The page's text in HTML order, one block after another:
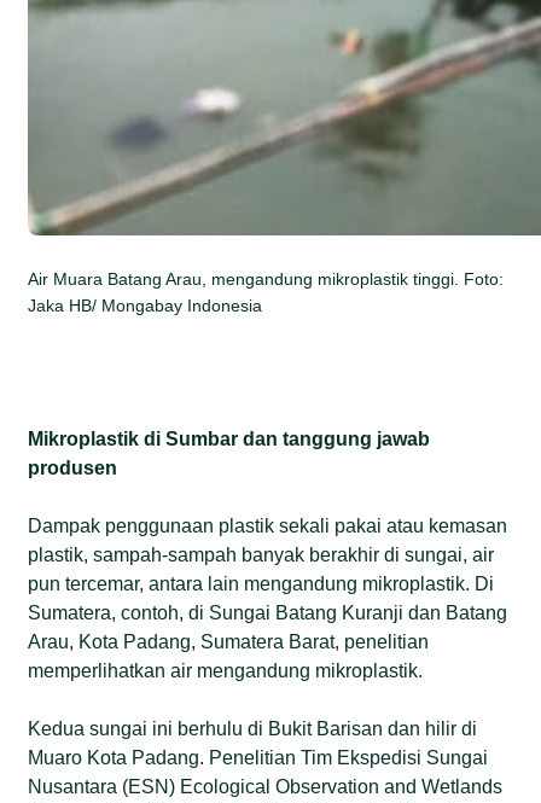
Air Muara Batang Arau, mengandung mikroplastik tinggi. Foto:
Jaka HB/ Mongabay Indonesia
Mikroplastik di Sumbar dan tanggung jawab
produsen
Dampak penggunaan plastik sekali pakai atau kemasan
plastik, sampah-sampah banyak berakhir di sungai, air
pun tercemar, antara lain mengandung mikroplastik. Di
Sumatera, contoh, di Sungai Batang Kuranji dan Batang
Arau, Kota Padang, Sumatera Barat, penelitian
memperlihatkan air mengandung mikroplastik.
Kedua sungai ini berhulu di Bukit Barisan dan hilir di
Muaro Kota Padang. Penelitian Tim Ekspedisi Sungai
Nusantara (ESN) Ecological Observation and Wetlands